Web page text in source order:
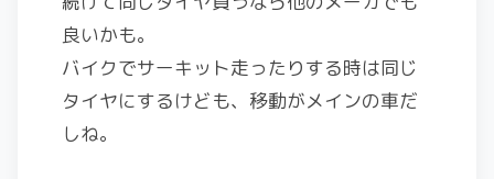
良いかも。
バイクでサーキット走ったりする時は同じ
タイヤにするけども、移動がメインの車だ
しね。